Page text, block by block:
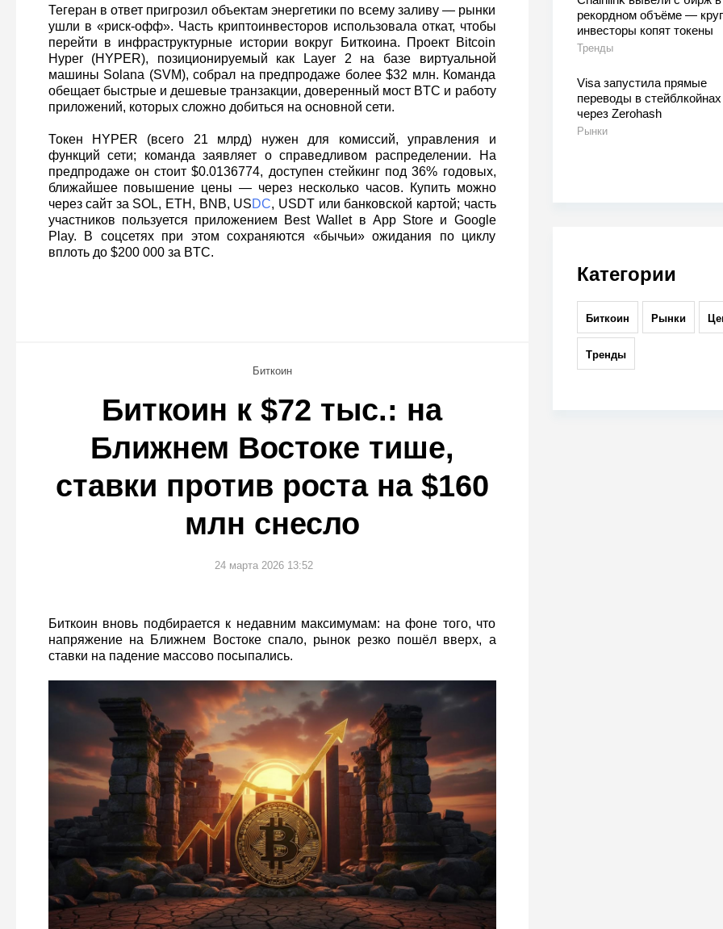
рекордном объёме —
инвесторы копят токены
Тренды
Visa запустила прямые
переводы в стейблкойнах
через Zerohash
Рынки
Категории
Биткоин Рынки
Тренды
Тегеран в ответ пригрозил объектам энергетики по всему заливу — рынки
ушли в «риск-офф». Часть криптоинвесторов использовала откат, чтобы
перейти в инфраструктурные истории вокруг Биткоина. Проект Bitcoin
Hyper (HYPER), позиционируемый как Layer 2 на базе виртуальной
машины Solana (SVM), собрал на предпродаже более $32 млн. Команда
обещает быстрые и дешевые транзакции, доверенный мост BTC и работу
приложений, которых сложно добиться на основной сети.
Токен HYPER (всего 21 млрд) нужен для комиссий, управления и
функций сети; команда заявляет о справедливом распределении. На
предпродаже он стоит $0.0136774, доступен стейкинг под 36% годовых,
ближайшее повышение цены — через несколько часов. Купить можно
через сайт за SOL, ETH, BNB, USDC, USDT или банковской картой; часть
участников пользуется приложением Best Wallet в App Store и Google
Play. В соцсетях при этом сохраняются «бычьи» ожидания по циклу
вплоть до $200 000 за BTC.
Биткоин
Биткоин к $72 тыс.: на
Ближнем Востоке тише,
ставки против роста на $160
млн снесло
24 марта 2026 13:52
Биткоин вновь подбирается к недавним максимумам: на фоне того, что
напряжение на Ближнем Востоке спало, рынок резко пошёл вверх, а
ставки на падение массово посыпались.